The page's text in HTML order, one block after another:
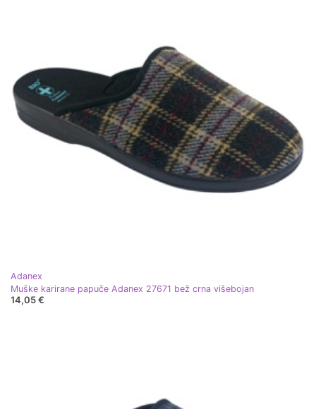
Adanex
Muške karirane papuče Adanex 27671 bež crna višebojan
14,05 €